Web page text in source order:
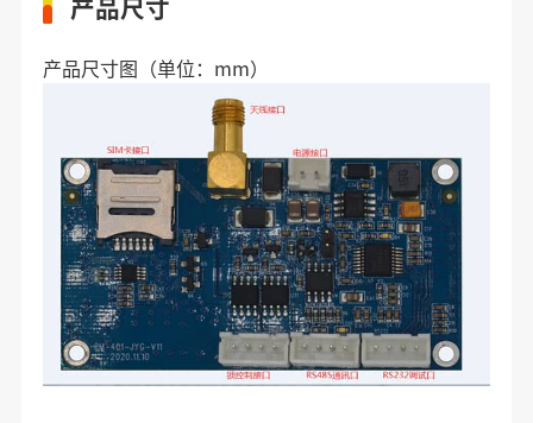
产品尺寸
产品尺寸图（单位：mm）